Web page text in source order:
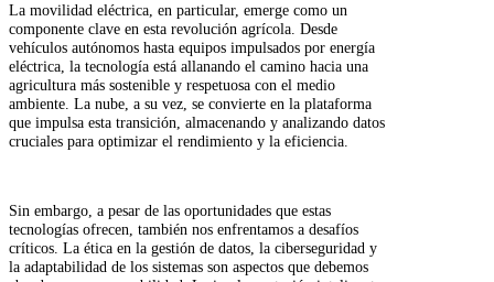
La movilidad eléctrica, en particular, emerge como un
componente clave en esta revolución agrícola. Desde
vehículos autónomos hasta equipos impulsados por energía
eléctrica, la tecnología está allanando el camino hacia una
agricultura más sostenible y respetuosa con el medio
ambiente. La nube, a su vez, se convierte en la plataforma
que impulsa esta transición, almacenando y analizando datos
cruciales para optimizar el rendimiento y la eficiencia.
Sin embargo, a pesar de las oportunidades que estas
tecnologías ofrecen, también nos enfrentamos a desafíos
críticos. La ética en la gestión de datos, la ciberseguridad y
la adaptabilidad de los sistemas son aspectos que debemos